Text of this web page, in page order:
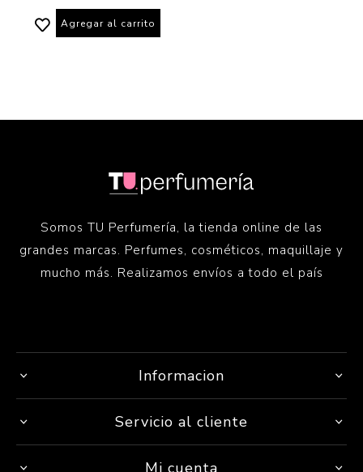
Agregar al carrito
Somos TU Perfumería, la tienda online de las
grandes marcas. Perfumes, cosméticos, maquillaje y
mucho más. Realizamos envíos a todo el país
Informacion
Servicio al cliente
Mi cuenta